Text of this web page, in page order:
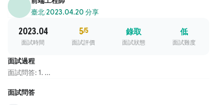
臺北·2023.04.20 分享
2023.04
面試時間
5/5
面試評價
錄取
面試狀態
低
面試難度
面試過程
面試問答: 1. ...
面試問答